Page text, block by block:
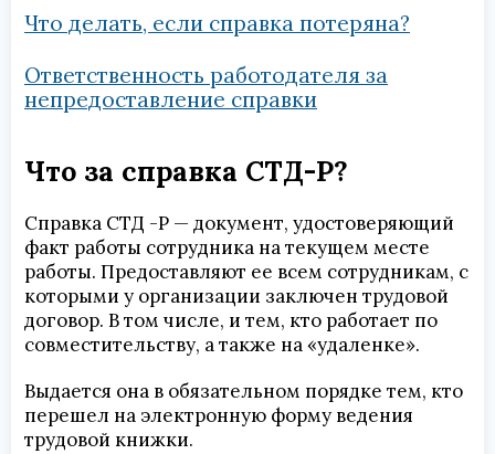
Что делать, если справка потеряна?
Ответственность работодателя за
непредоставление справки
Что за справка СТД-Р?
Справка СТД -Р — документ, удостоверяющий
факт работы сотрудника на текущем месте
работы. Предоставляют ее всем сотрудникам, с
которыми у организации заключен трудовой
договор. В том числе, и тем, кто работает по
совместительству, а также на «удаленке».
Выдается она в обязательном порядке тем, кто
перешел на электронную форму ведения
трудовой книжки.